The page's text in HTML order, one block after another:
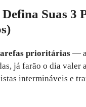
Suas 3
prioritárias —
já farão o dia valer
intermináveis e